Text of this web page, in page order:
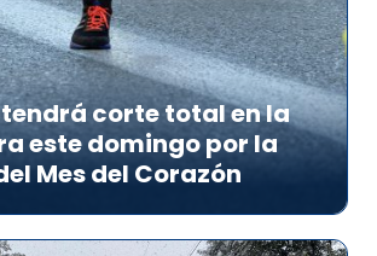
corte total en la
este domingo por la
Mes del Corazón